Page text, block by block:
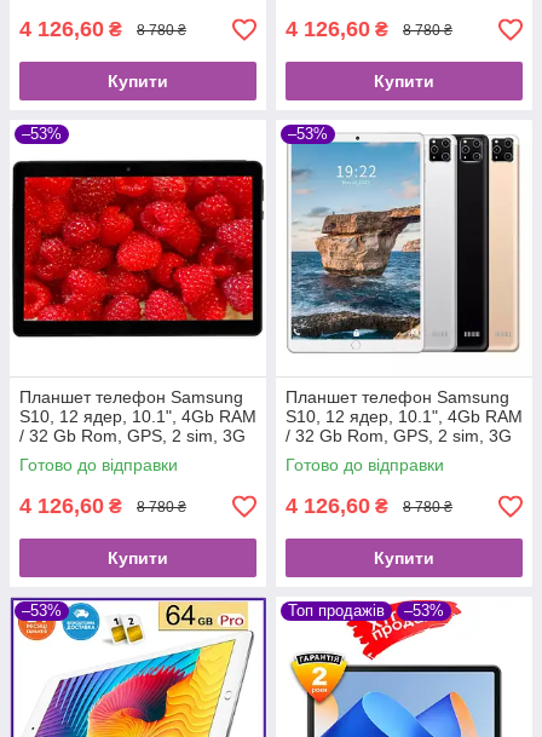
4 126,60 ₴ 8 780 ₴
Купити
4 126,60 ₴ 8 780 ₴
Купити
–53%
Планшет телефон Samsung
S10, 12 ядер, 10.1", 4Gb RAM
/ 32 Gb Rom, GPS, 2 sim, 3G
Готово до відправки
4 126,60 ₴ 8 780 ₴
Купити
–53%
Планшет телефон Samsung
S10, 12 ядер, 10.1", 4Gb RAM
/ 32 Gb Rom, GPS, 2 sim, 3G
Готово до відправки
4 126,60 ₴ 8 780 ₴
Купити
–53% Топ продажів –53%